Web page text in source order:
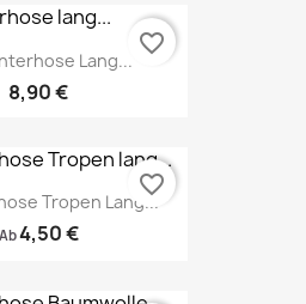
Lang...
8,90 €
favorite_border
Tropen Lang...
Ab4,50 €
favorite_border